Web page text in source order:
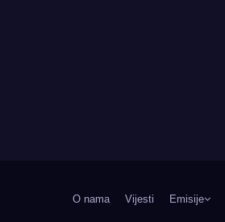
O nama Vijesti Emisije